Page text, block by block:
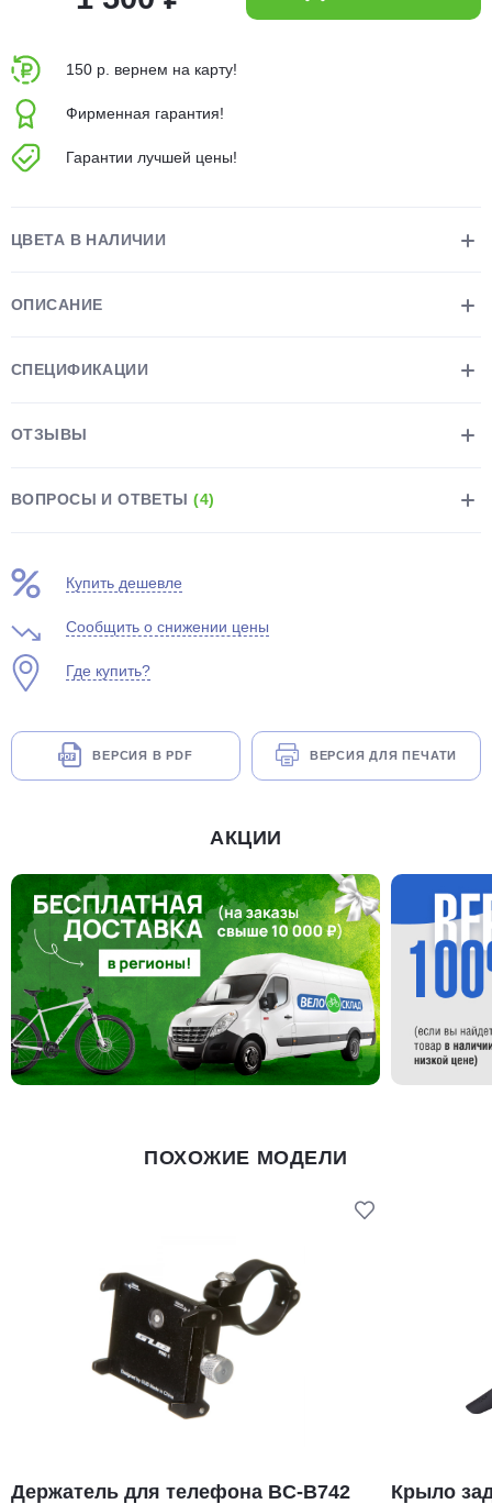
150 р. вернем на карту!
Фирменная гарантия!
Гарантии лучшей цены!
ЦВЕТА В НАЛИЧИИ
ОПИСАНИЕ
СПЕЦИФИКАЦИИ
ОТЗЫВЫ
ВОПРОСЫ И ОТВЕТЫ(4)
Купить дешевле
Сообщить о снижении цены
Где купить?
ВЕРСИЯ В PDF ВЕРСИЯ ДЛЯ ПЕЧАТИ
АКЦИИ
ПОХОЖИЕ МОДЕЛИ
Держатель для телефона BC-B742
Крыло
8 800 302-02-51